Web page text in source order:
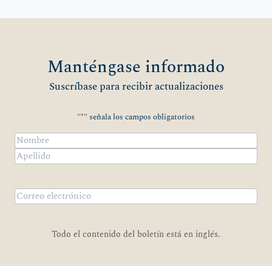
Manténgase informado
Suscríbase para recibir actualizaciones
"*" señala los campos obligatorios
Nombre*
Nombre
electrónico*
Todo el contenido del boletín está en inglés.